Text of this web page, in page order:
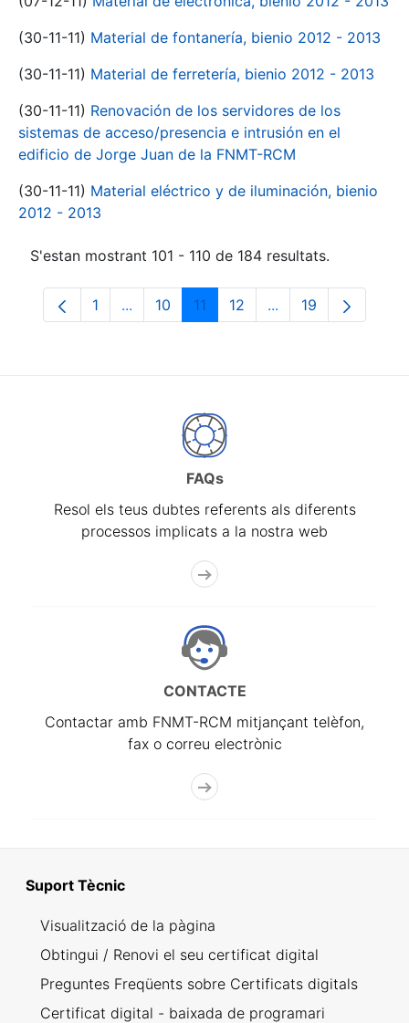
(30-11-11) Material de fontanería, bienio 2012 - 2013
(30-11-11) Material de ferretería, bienio 2012 - 2013
(30-11-11) Renovación de los servidores de los
sistemas de acceso/presencia e intrusión en el
edificio de Jorge Juan de la FNMT-RCM
(30-11-11) Material eléctrico y de iluminación, bienio
2012 - 2013
S'estan mostrant 101 - 110 de 184 resultats.
Pàgina
1 ...Pàgines intermèdies Utilitzeu TAB per
Pàgina
10 Pàgina
11 Pàgina
12 ...PàginesPàgina
19
FAQs
Resol els teus dubtes referents als diferents
processos implicats a la nostra web
CONTACTE
Contactar amb FNMT-RCM mitjançant telèfon,
fax o correu electrònic
Suport Tècnic
Visualització de la pàgina
Obtingui / Renovi el seu certificat digital
Preguntes Freqüents sobre Certificats digitals
Certificat digital - baixada de programari